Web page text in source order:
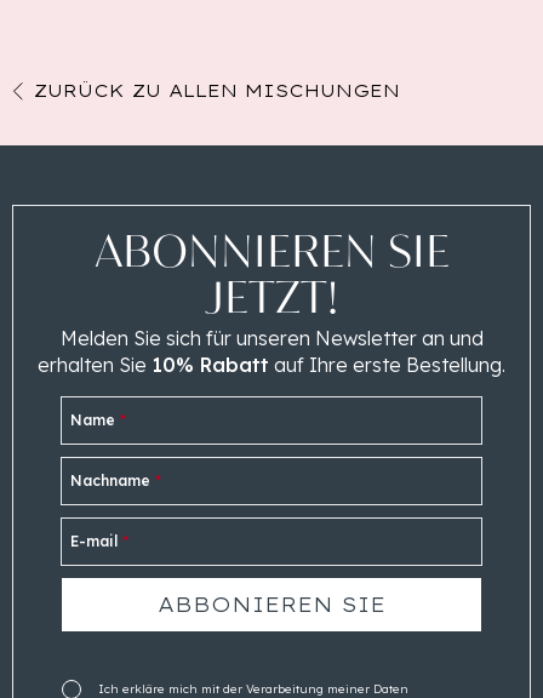
ZURÜCK ZU ALLEN MISCHUNGEN
ABONNIEREN SIE
JETZT!
Melden Sie sich für unseren Newsletter an und
erhalten Sie 10% Rabatt auf Ihre erste Bestellung.
Name *
Nachname *
E-mail *
Ich erkläre mich mit der Verarbeitung meiner Daten